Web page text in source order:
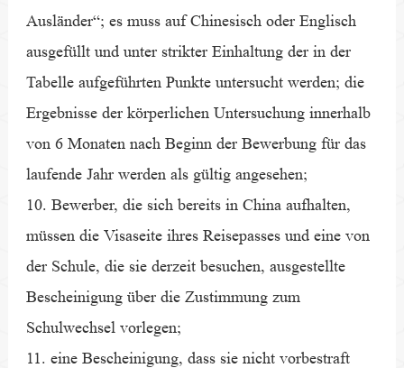
Ausländer“; es muss auf Chinesisch oder Englisch
ausgefüllt und unter strikter Einhaltung der in der
Tabelle aufgeführten Punkte untersucht werden; die
Ergebnisse der körperlichen Untersuchung innerhalb
von 6 Monaten nach Beginn der Bewerbung für das
laufende Jahr werden als gültig angesehen;
10. Bewerber, die sich bereits in China aufhalten,
müssen die Visaseite ihres Reisepasses und eine von
der Schule, die sie derzeit besuchen, ausgestellte
Bescheinigung über die Zustimmung zum
Schulwechsel vorlegen;
11. eine Bescheinigung, dass sie nicht vorbestraft